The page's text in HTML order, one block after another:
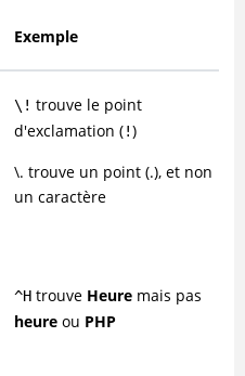
Exemple
\! trouve le point
d'exclamation (!)
\. trouve un point (.), et non
un caractère
^Htrouve Heuremais pas
heureou PHP